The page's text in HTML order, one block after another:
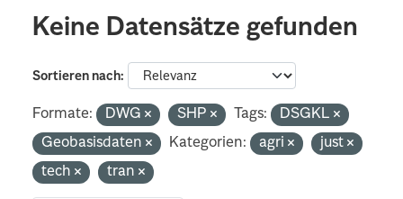
Keine Datensätze gefunden
Sortieren nach
Formate: DWG SHP Tags:
DSGKL
Geobasisdaten
Kategorien: agri
just
tech
tran